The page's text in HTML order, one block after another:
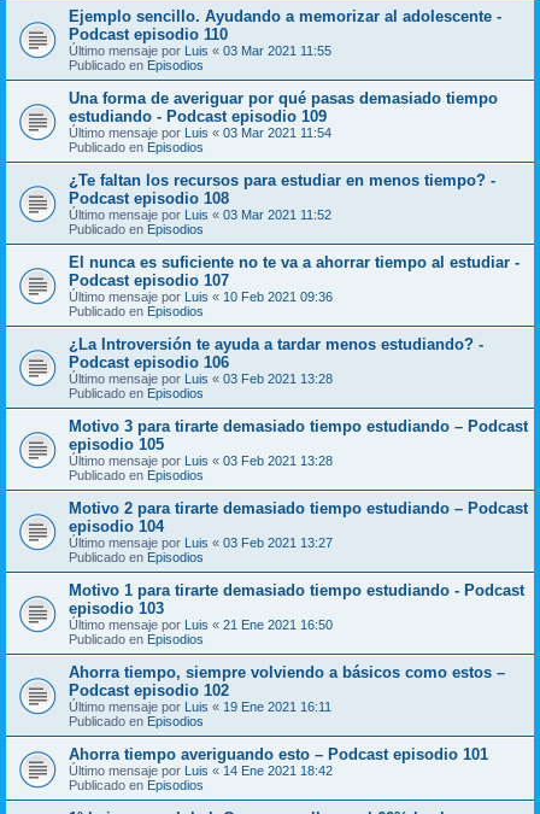
Ejemplo sencillo. Ayudando a memorizar al adolescente -
Podcast episodio 110
Último mensaje por Luis « 03 Mar 2021 11:55
Publicado en Episodios
Una forma de averiguar por qué pasas demasiado tiempo
estudiando - Podcast episodio 109
Último mensaje por Luis « 03 Mar 2021 11:54
Publicado en Episodios
¿Te faltan los recursos para estudiar en menos tiempo? -
Podcast episodio 108
Último mensaje por Luis « 03 Mar 2021 11:52
Publicado en Episodios
El nunca es suficiente no te va a ahorrar tiempo al estudiar -
Podcast episodio 107
Último mensaje por Luis « 10 Feb 2021 09:36
Publicado en Episodios
¿La Introversión te ayuda a tardar menos estudiando? -
Podcast episodio 106
Último mensaje por Luis « 03 Feb 2021 13:28
Publicado en Episodios
Motivo 3 para tirarte demasiado tiempo estudiando – Podcast
episodio 105
Último mensaje por Luis « 03 Feb 2021 13:28
Publicado en Episodios
Motivo 2 para tirarte demasiado tiempo estudiando – Podcast
episodio 104
Último mensaje por Luis « 03 Feb 2021 13:27
Publicado en Episodios
Motivo 1 para tirarte demasiado tiempo estudiando - Podcast
episodio 103
Último mensaje por Luis « 21 Ene 2021 16:50
Publicado en Episodios
Ahorra tiempo, siempre volviendo a básicos como estos –
Podcast episodio 102
Último mensaje por Luis « 19 Ene 2021 16:11
Publicado en Episodios
Ahorra tiempo averiguando esto – Podcast episodio 101
Último mensaje por Luis « 14 Ene 2021 18:42
Publicado en Episodios